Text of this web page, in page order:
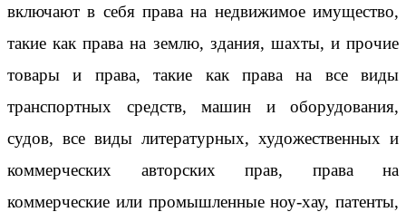
включают в себя права на недвижимое имущество,
такие как права на землю, здания, шахты, и прочие
товары и права, такие как права на все виды
транспортных средств, машин и оборудования,
судов, все виды литературных, художественных и
коммерческих авторских прав, права на
коммерческие или промышленные ноу-хау, патенты,